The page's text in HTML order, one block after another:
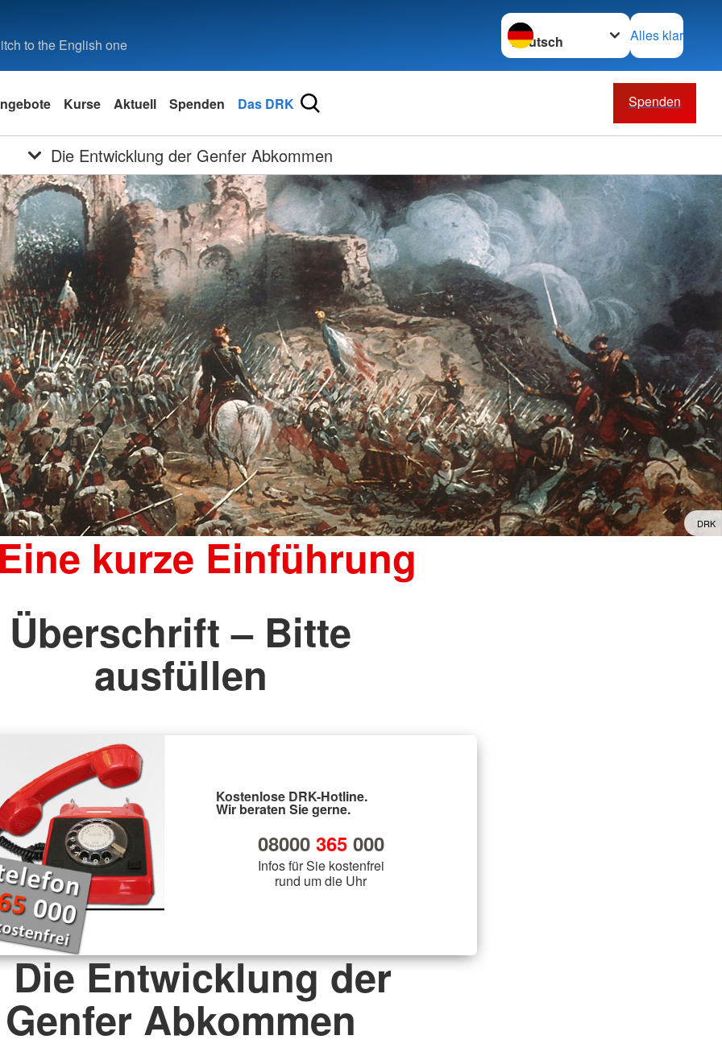
to the English one
Sprache wechseln zu
Alles klar
Kurse Aktuell Spenden Das DRK Spenden
Die Entwicklung der Genfer Abkommen
DRK
kurze Einführung
Überschrift – Bitte
ausfüllen
Kostenlose DRK-Hotline.
Wir beraten Sie gerne.
08000 365000
Infos für Sie kostenfrei
rund um die Uhr
Die Entwicklung der
Genfer Abkommen